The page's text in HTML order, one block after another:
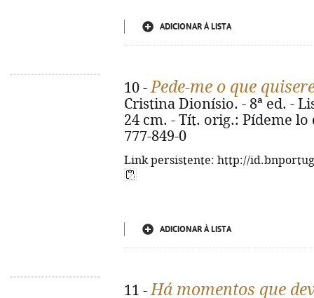
ADICIONAR À LISTA
10 -Pede-me o que
Cristina Dionísio. - 8ª ed. -
24 cm. - Tít. orig.: Pídeme lo
777-849-0
Link persistente: http://
ADICIONAR À LISTA
11 -Há momentos que